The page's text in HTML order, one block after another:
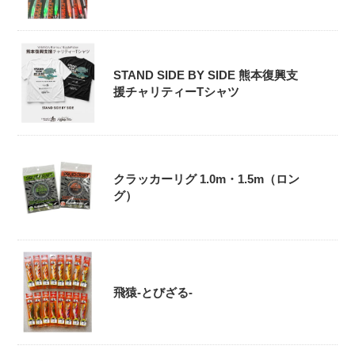
STAND SIDE BY SIDE 熊本復興支
援チャリティーTシャツ
クラッカーリグ 1.0m・1.5m（ロン
グ）
飛猿-とびざる-